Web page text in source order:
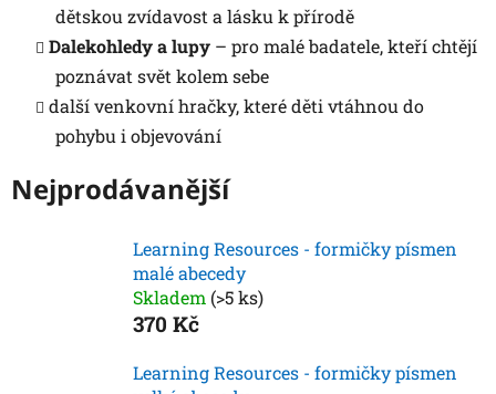
dětskou zvídavost a lásku k přírodě
Dalekohledy a lupy – pro malé badatele, kteří chtějí
poznávat svět kolem sebe
další venkovní hračky, které děti vtáhnou do
pohybu i objevování
Nejprodávanější
Learning Resources - formičky písmen
malé abecedy
Skladem (>5 ks)
370 Kč
Learning Resources - formičky písmen